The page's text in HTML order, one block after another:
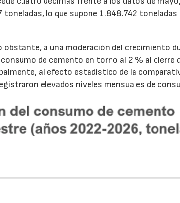
lo que supone 1.848.742 toneladas
obstante, a una moderación del crecimiento
de cemento en torno al 2 % al cierre
al efecto estadístico de la
elevados niveles mensuales de